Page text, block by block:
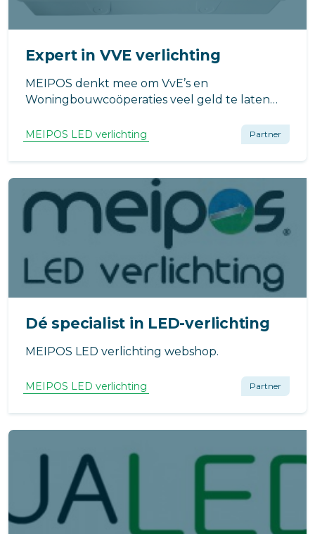
Expert in VVE verlichting
MEIPOS denkt mee om VvE’s en
Woningbouwcoöperaties veel geld te laten
energiebesparing maar vooral op onderhoud-
levensduur LED). Hiermee voorzien wij in
meest duurzame oplossing.
MEIPOS LED verlichting Partner
Dé specialist in LED-verlichting
MEIPOS LED verlichting webshop.
MEIPOS LED verlichting Partner